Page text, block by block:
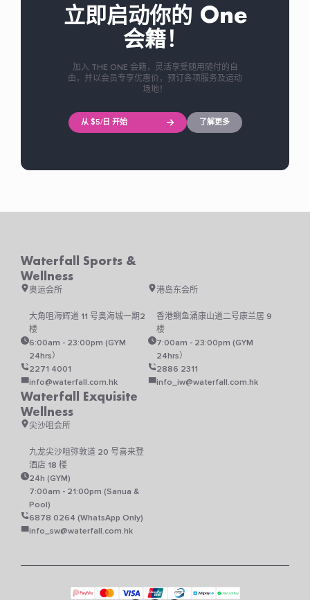
立即启动你的 One
会籍！
加入 THE ONE 会籍，灵活享受随用随付的自
由，并以会员专享优惠价，预订各项服务及运动
场地！
从 $5/日 开始 了解更多
Waterfall Sports &
Wellness
奥运会所
大角咀海辉道 11 号奥海城一期2
楼
6:00am - 23:00pm (GYM
24hrs）
2271 4001
info@waterfall.com.hk
港岛东会所
香港鰂鱼涌康山道二号康兰居 9
楼
7:00am - 23:00pm (GYM
24hrs）
2886 2311
info_iw@waterfall.com.hk
Waterfall Exquisite
Wellness
尖沙咀会所
九龙尖沙咀弥敦道 20 号喜来登
酒店 18 楼
24h (GYM)
7:00am - 21:00pm (Sanua &
Pool)
6878 0264 (WhatsApp Only)
info_sw@waterfall.com.hk